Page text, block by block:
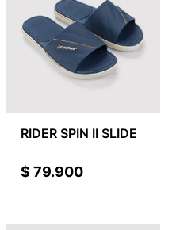
RIDER SPIN II SLIDE
$ 79.900